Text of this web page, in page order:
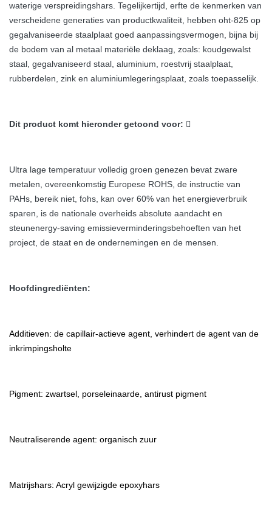
waterige verspreidingshars. Tegelijkertijd, erfte de kenmerken van
verscheidene generaties van productkwaliteit, hebben oht-825 op
gegalvaniseerde staalplaat goed aanpassingsvermogen, bijna bij
de bodem van al metaal materiële deklaag, zoals: koudgewalst
staal, gegalvaniseerd staal, aluminium, roestvrij staalplaat,
rubberdelen, zink en aluminiumlegeringsplaat, zoals toepasselijk.
Dit product komt hieronder getoond voor: 
Ultra lage temperatuur volledig groen genezen bevat zware
metalen, overeenkomstig Europese ROHS, de instructie van
PAHs, bereik niet, fohs, kan over 60% van het energieverbruik
sparen, is de nationale overheids absolute aandacht en
steunenergy-saving emissieverminderingsbehoeften van het
project, de staat en de ondernemingen en de mensen.
Hoofdingrediënten:
Additieven: de capillair-actieve agent, verhindert de agent van de
inkrimpingsholte
Pigment: zwartsel, porseleinaarde, antirust pigment
Neutraliserende agent: organisch zuur
Matrijshars: Acryl gewijzigde epoxyhars